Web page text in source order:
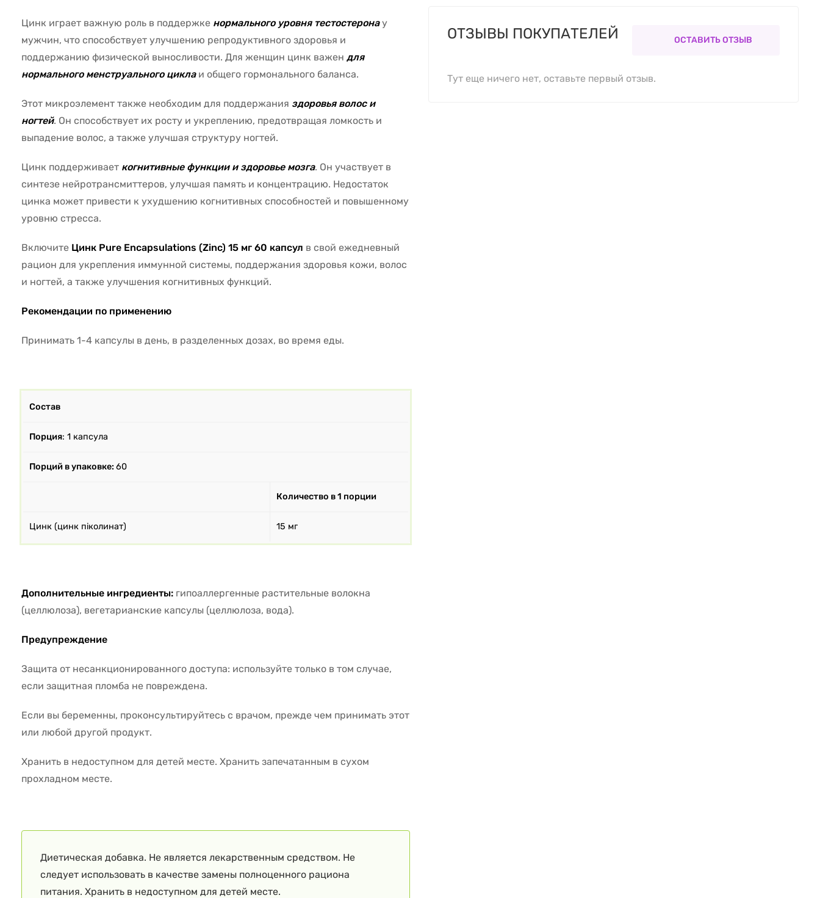
Диетическая добавка. Не является лекарственным средством. Не
следует использовать в качестве замены полноценного рациона
питания. Хранить в недоступном для детей месте.
Цинк играет важную роль в поддержке нормального уровня тестостеронау
мужчин, что способствует улучшению репродуктивного здоровья и
поддержанию физической выносливости. Для женщин цинк важен для
нормального менструального циклаи общего гормонального баланса.
Этот микроэлемент также необходим для поддержания здоровья волос и
ногтей. Он способствует их росту и укреплению, предотвращая ломкость и
выпадение волос, а также улучшая структуру ногтей.
Цинк поддерживает когнитивные функции и здоровье мозга. Он участвует в
синтезе нейротрансмиттеров, улучшая память и концентрацию. Недостаток
цинка может привести к ухудшению когнитивных способностей и повышенному
уровню стресса.
Включите Цинк Pure Encapsulations (Zinc) 15 мг 60 капсул в свой ежедневный
рацион для укрепления иммунной системы, поддержания здоровья кожи, волос
и ногтей, а также улучшения когнитивных функций.
Рекомендации по применению
Принимать 1-4 капсулы в день, в разделенных дозах, во время еды.
Состав
Порция: 1 капсула
Порций в упаковке: 60
Количество в 1 порции
Цинк (цинк піколинат) 15 мг
Дополнительные ингредиенты: гипоаллергенные растительные волокна
(целлюлоза), вегетарианские капсулы (целлюлоза, вода).
Предупреждение
Защита от несанкционированного доступа: используйте только в том случае,
если защитная пломба не повреждена.
Если вы беременны, проконсультируйтесь с врачом, прежде чем принимать этот
или любой другой продукт.
Хранить в недоступном для детей месте. Хранить запечатанным в сухом
прохладном месте.
ОТЗЫВЫ ПОКУПАТЕЛЕЙ ОСТАВИТЬ ОТЗЫВ
Тут еще ничего нет, оставьте первый отзыв.